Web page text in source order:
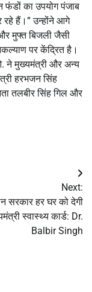
फंडों का उपयोग पंजाब
हैं।” उन्होंने आगे
मुफ्त बिजली जैसी
पर केंद्रित है।
ने मुख्यमंत्री और अन्य
हरभजन सिंह
तलबीर सिंह गिल और
Next:
सरकार हर घर को देगी
स्वास्थ्य कार्ड: Dr.
Balbir Singh